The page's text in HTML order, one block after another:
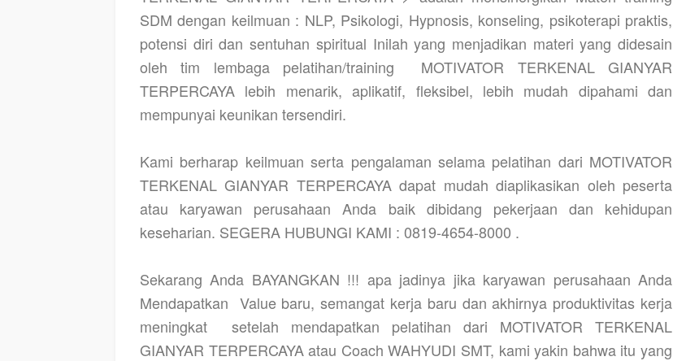
SDM dengan keilmuan : NLP, Psikologi, Hypnosis, konseling, psikoterapi praktis,
potensi diri dan sentuhan spiritual Inilah yang menjadikan materi yang didesain
oleh tim lembaga pelatihan/training
MOTIVATOR TERKENAL GIANYAR
TERPERCAYA lebih menarik, aplikatif, fleksibel, lebih mudah dipahami dan
mempunyai keunikan tersendiri.
Kami berharap keilmuan serta pengalaman selama pelatihan dari MOTIVATOR
TERKENAL GIANYAR TERPERCAYA dapat mudah diaplikasikan oleh peserta
atau karyawan perusahaan Anda baik dibidang pekerjaan dan kehidupan
keseharian. SEGERA HUBUNGI KAMI : 0819-4654-8000 .
Sekarang Anda BAYANGKAN !!! apa jadinya jika karyawan perusahaan Anda
Mendapatkan Value baru, semangat kerja baru dan akhirnya produktivitas kerja
meningkat
setelah mendapatkan pelatihan dari MOTIVATOR TERKENAL
GIANYAR TERPERCAYA atau Coach WAHYUDI SMT, kami yakin bahwa itu yang